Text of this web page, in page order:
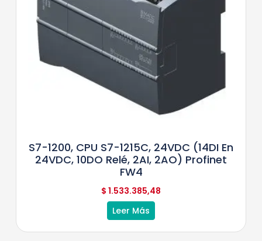
S7-1200, CPU S7-1215C, 24VDC (14DI En
24VDC, 10DO Relé, 2AI, 2AO) Profinet
FW4
$ 1.533.385,48
Leer Más